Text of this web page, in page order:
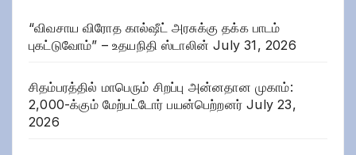
“விவசாய விரோத கால்ஷீட் அரசுக்கு தக்க பாடம்
புகட்டுவோம்” – உதயநிதி ஸ்டாலின் July 31, 2026
சிதம்பரத்தில் மாபெரும் சிறப்பு அன்னதான முகாம்:
2,000-க்கும் மேற்பட்டோர் பயன்பெற்றனர் July 23,
2026